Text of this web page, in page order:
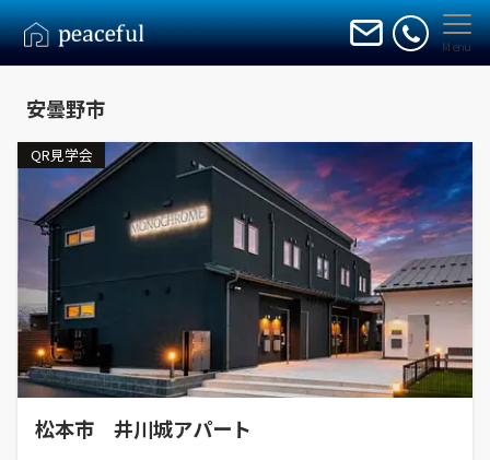
Menu
安曇野市
QR見学会
松本市 井川城アパート